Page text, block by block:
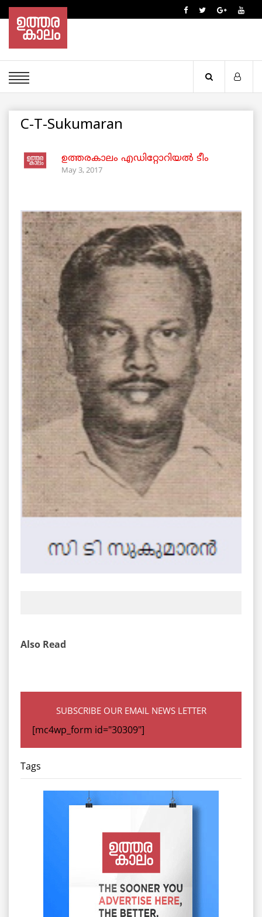
C-T-Sukumaran
ഉത്തരകാലം എഡിറ്റോറിയല്‍ ടീം
May 3, 2017
Also Read
SUBSCRIBE OUR EMAIL NEWS LETTER
[mc4wp_form id="30309"]
Tags